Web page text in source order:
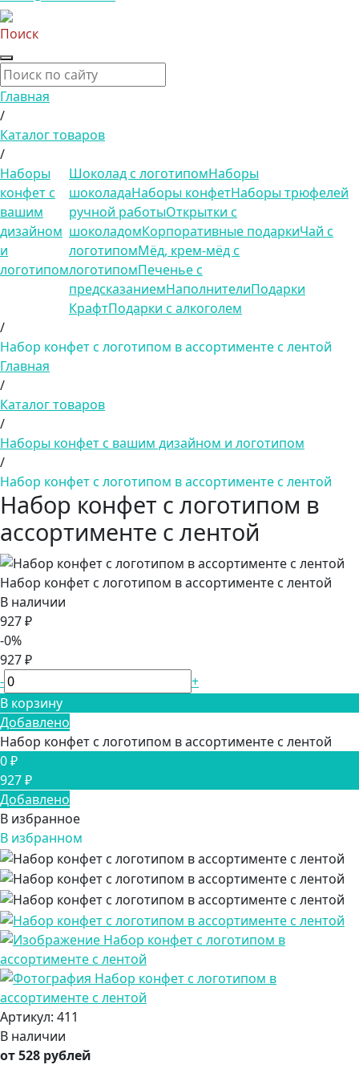
Поиск
Главная
/
Каталог товаров
/
Наборы
конфет с
вашим
дизайном
и
логотипом
Шоколад с логотипомНаборы
шоколадаНаборы конфетНаборы трюфелей
ручной работыОткрытки с
шоколадомКорпоративные подаркиЧай с
логотипомМёд, крем-мёд с
логотипомПеченье с
предсказаниемНаполнителиПодарки
КрафтПодарки с алкоголем
/
Набор конфет с логотипом в ассортименте с лентой
Главная
/
Каталог товаров
/
Наборы конфет с вашим дизайном и логотипом
/
Набор конфет с логотипом в ассортименте с лентой
Набор конфет с логотипом в
ассортименте с лентой
Набор конфет с логотипом в ассортименте с лентой
В наличии
927 ₽
-0%
927 ₽
-
+
В корзину
Добавлено
Набор конфет с логотипом в ассортименте с лентой
0 ₽
927 ₽
Добавлено
В избранное
В избранном
Артикул: 411
В наличии
от 528 рублей